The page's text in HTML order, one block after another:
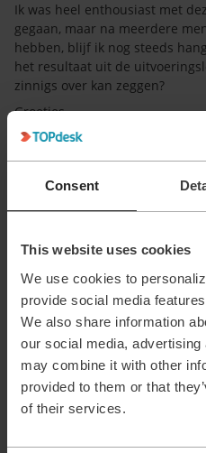
Consent
This website uses cookies
We use cookies to
provide social media
We also share information
our social media,
may combine it with other
provided to them or that
of their services.
Ik was heel enthousiast met
gegaan, maar na meerdere
hebben, blijf ik nog steeds
het resultaat uit de
zinnigs over kan zeggen?
Groetjes,
Judith
Step 5 'createChange'
[2026-03-
[2026-03-
from connection 'Training'
[2026-03-
/tas/api/operatorChanges
Request headers:
relative URL],
using a relative URL],
Request body: {
"number": "Ws 197"